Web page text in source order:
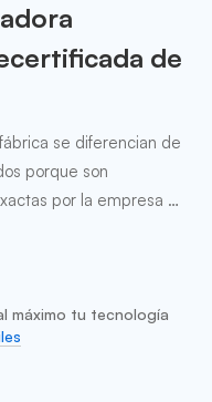
de
se diferencian de
porque son
por la empresa …
máximo tu tecnología